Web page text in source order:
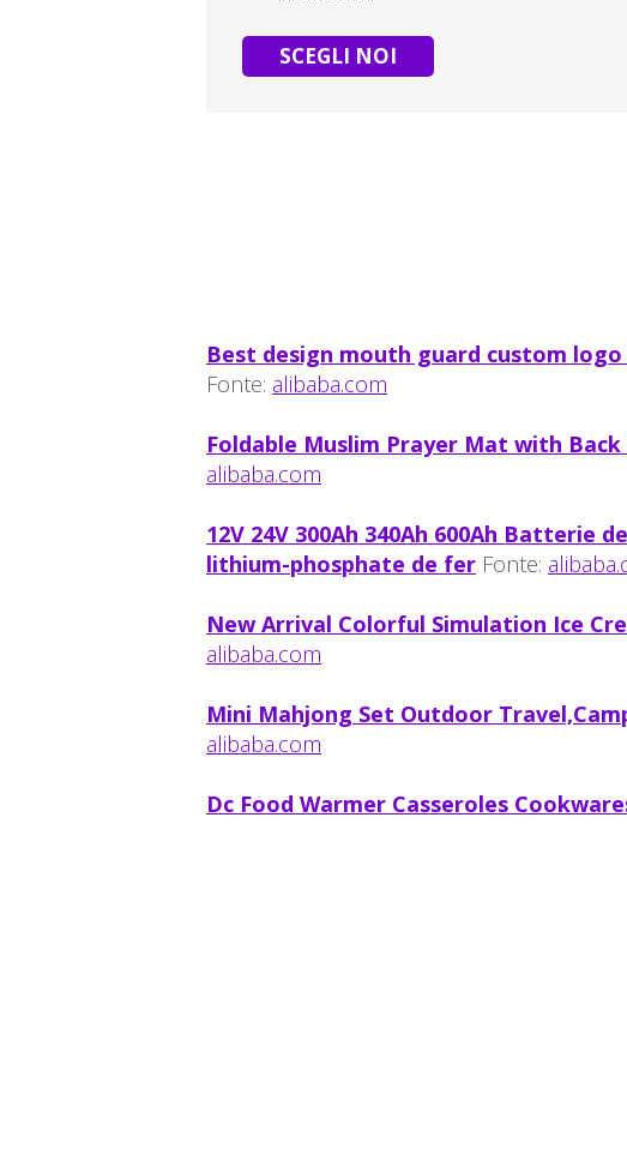
SCEGLI NOI
Best design mouth guard custom
Fonte: alibaba.com
Foldable Muslim Prayer Mat with
alibaba.com
12V 24V 300Ah 340Ah 600Ah
lithium-phosphate de fer Fonte:
New Arrival Colorful Simulation Ice
alibaba.com
Mini Mahjong Set Outdoor
alibaba.com
Dc Food Warmer Casseroles